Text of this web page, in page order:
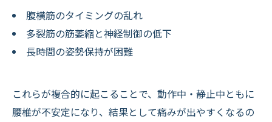
腹横筋のタイミングの乱れ
多裂筋の筋萎縮と神経制御の低下
長時間の姿勢保持が困難
これらが複合的に起こることで、動作中・静止中ともに
腰椎が不安定になり、結果として痛みが出やすくなるの